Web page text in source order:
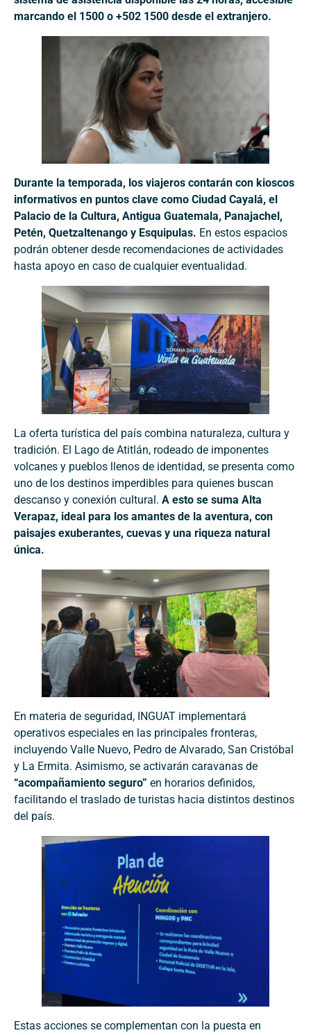
marcando el 1500 o +502 1500 desde el extranjero.
Durante la temporada, los viajeros contarán con kioscos
informativos en puntos clave como Ciudad Cayalá, el
Palacio de la Cultura, Antigua Guatemala, Panajachel,
Petén, Quetzaltenango y Esquipulas. En estos espacios
podrán obtener desde recomendaciones de actividades
hasta apoyo en caso de cualquier eventualidad.
La oferta turística del país combina naturaleza, cultura y
tradición. El Lago de Atitlán, rodeado de imponentes
volcanes y pueblos llenos de identidad, se presenta como
uno de los destinos imperdibles para quienes buscan
descanso y conexión cultural. A esto se suma Alta
Verapaz, ideal para los amantes de la aventura, con
paisajes exuberantes, cuevas y una riqueza natural
única.
En materia de seguridad, INGUAT implementará
operativos especiales en las principales fronteras,
incluyendo Valle Nuevo, Pedro de Alvarado, San Cristóbal
y La Ermita. Asimismo, se activarán caravanas de
“acompañamiento seguro” en horarios definidos,
facilitando el traslado de turistas hacia distintos destinos
del país.
Estas acciones se complementan con la puesta en